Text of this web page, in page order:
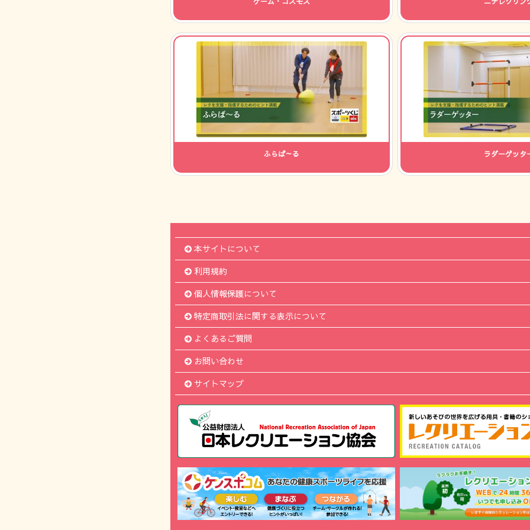
ふらば～る ラダーゲッタ
本サイトについて
利用規約
個人情報保護について
特定商取引法に関する表示について
よくあるご質問
お問い合わせ
サイトマップ